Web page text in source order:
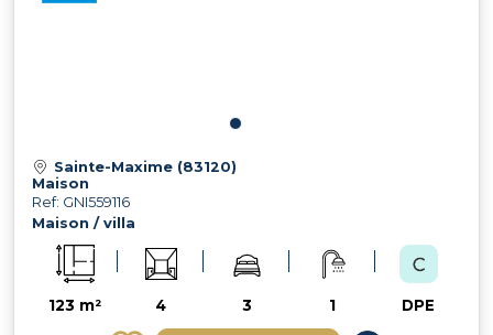
Sainte-Maxime (83120)
Maison
Ref: GNI559116
Maison / villa
123 m² 4 3 1 DPE